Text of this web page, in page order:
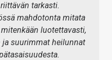
tarkasti.
mahdotonta mitata
luotettavasti,
ja suurimmat heilunnat